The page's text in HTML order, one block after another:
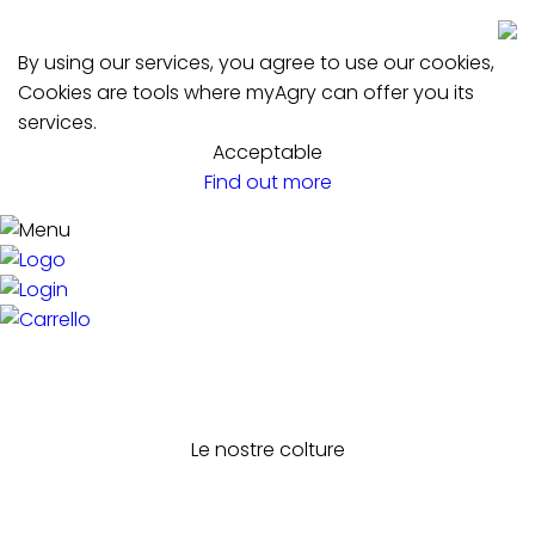
By using our services, you agree to use our cookies,
Cookies are tools where myAgry can offer you its
services.
Acceptable
Find out more
Le nostre colture